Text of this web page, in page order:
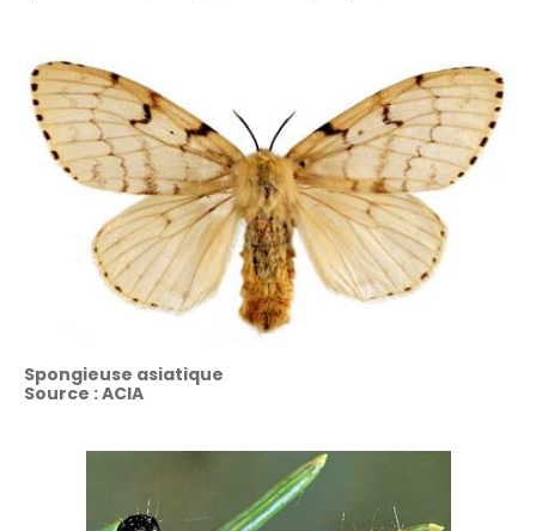
Spongieuse asiatique
Source : ACIA